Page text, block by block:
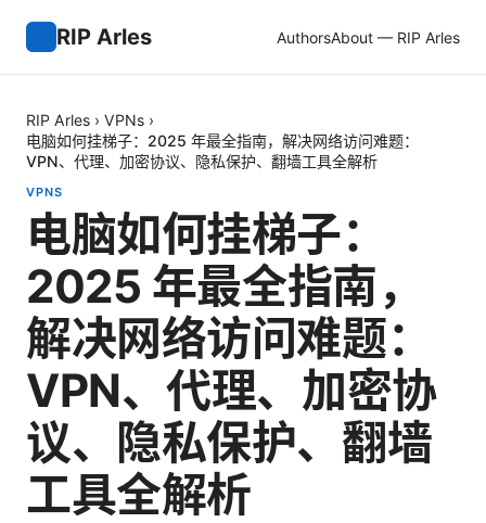
RIP Arles AuthorsAbout — RIP Arles
RIP Arles › VPNs ›
电脑如何挂梯子：2025 年最全指南，解决网络访问难题：
VPN、代理、加密协议、隐私保护、翻墙工具全解析
VPNS
电脑如何挂梯子：
2025 年最全指南，
解决网络访问难题：
VPN、代理、加密协
议、隐私保护、翻墙
工具全解析